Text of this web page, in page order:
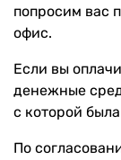
попросим вас
офис.
Если вы
денежные
с которой
По